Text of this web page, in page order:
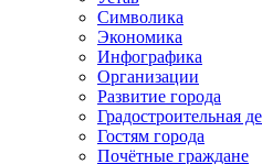
Символика
Экономика
Инфографика
Организации
Развитие города
Градостроительная
Гостям города
Почётные граждане